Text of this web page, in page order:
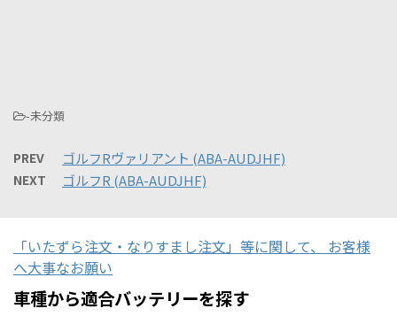
-未分類
PREV ゴルフRヴァリアント (ABA-AUDJHF)
NEXT ゴルフR (ABA-AUDJHF)
「いたずら注文・なりすまし注文」等に関して、 お客様
へ大事なお願い
車種から適合バッテリーを探す